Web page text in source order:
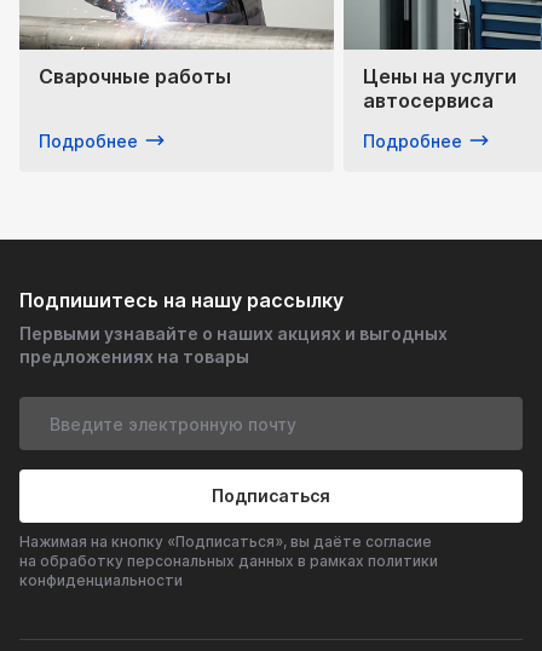
Сварочные работы
Подробнее
Цены на услуги
автосервиса
Подробнее
Подпишитесь на нашу рассылку
Первыми узнавайте о наших акциях и выгодных
предложениях на товары
Подписаться
Нажимая на кнопку «Подписаться», вы даёте согласие
на обработку персональных данных в рамках политики
конфиденциальности